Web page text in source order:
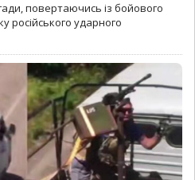
повертаючись із бойового
російського ударного